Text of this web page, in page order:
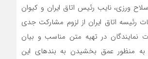
ورزی، نایب رئیس اتاق ایران و کیوان
رئیسه اتاق ایران از لزوم مشارکت جدی
نمایندگان در تهیه متن مناسب و بیان
به منظور عمق بخشیدن به بندهای این